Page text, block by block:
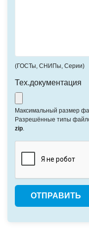
(ГОСТы, СНИПы, Серии)
Тех.документация
Максимальный размер
Разрешённые типы
zip.